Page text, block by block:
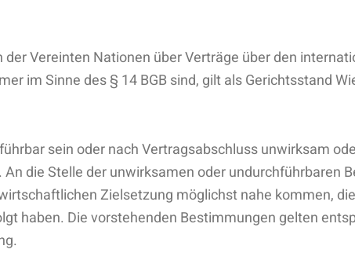
Vereinten Nationen über Verträge über den
im Sinne des § 14 BGB sind, gilt als Gerichtsstand
sein oder nach Vertragsabschluss unwirksam
die Stelle der unwirksamen oder undurchführbaren
Zielsetzung möglichst nahe kommen,
haben. Die vorstehenden Bestimmungen gelten